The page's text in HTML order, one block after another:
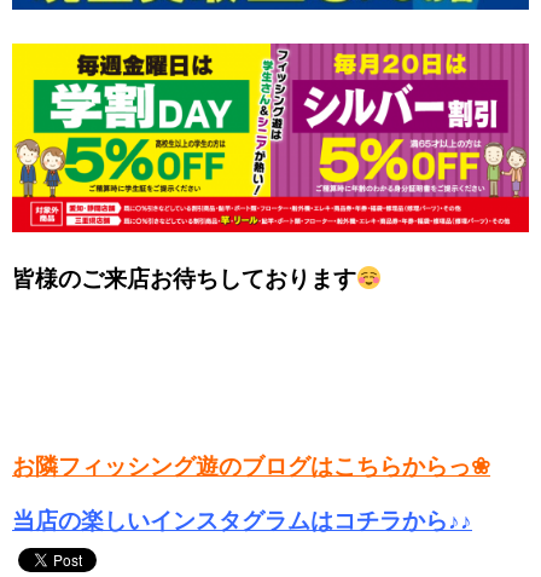
皆様のご来店お待ちしております
お隣フィッシング遊のブログはこちらからっ❀
当店の楽しいインスタグラムはコチラから♪♪